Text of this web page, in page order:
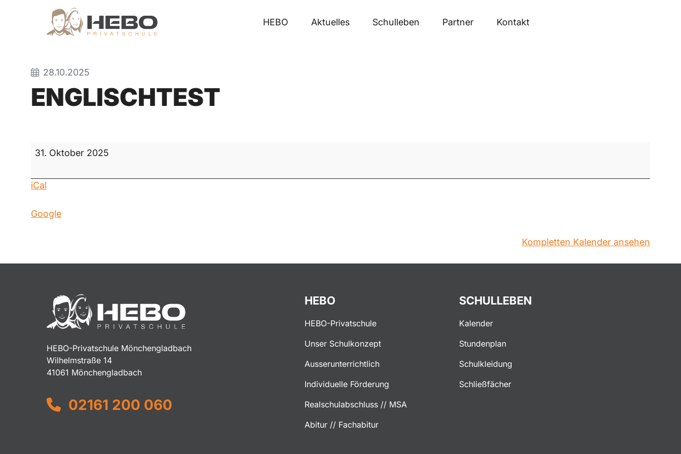
HEBO Aktuelles Schulleben Partner Kontakt
28.10.2025
ENGLISCHTEST
Englischtest
31. Oktober 2025
iCal
Google
Kompletten Kalender ansehen
HEBO-Privatschule Mönchengladbach
Wilhelmstraße 14
41061 Mönchengladbach
02161 200 060
HEBO
HEBO-Privatschule
Unser Schulkonzept
Ausserunterrichtlich
Individuelle Förderung
Realschulabschluss // MSA
Abitur // Fachabitur
SCHULLEBEN
Kalender
Stundenplan
Schulkleidung
Schließfächer